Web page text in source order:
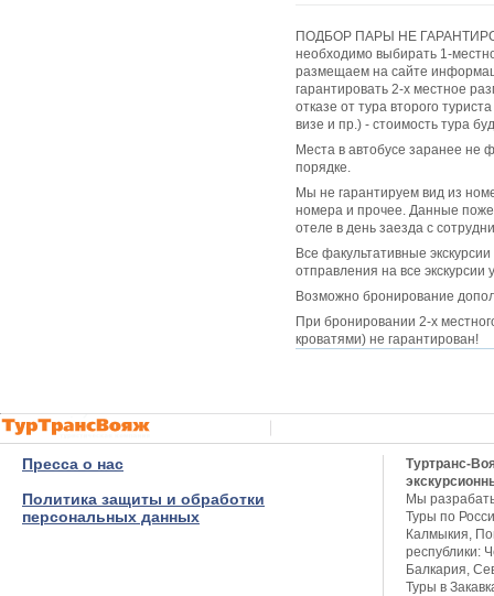
ПОДБОР ПАРЫ НЕ
необходимо выбирать 1-
размещаем на сайте
гарантировать 2-х местное
отказе от тура второго
визе и пр.) - стоимость тура
Места в автобусе заранее не
порядке.
Мы не гарантируем вид из
номера и прочее. Данные
отеле в день заезда с
Все факультативные
отправления на все экскурсии
Возможно бронирование
При бронировании 2-х
кроватями) не гарантирован!
Пресса о нас
Политика защиты и обработки
персональных данных
Туртранс-
Мы
Туры по
Калмыкия,
республики:
Балкария,
Туры в